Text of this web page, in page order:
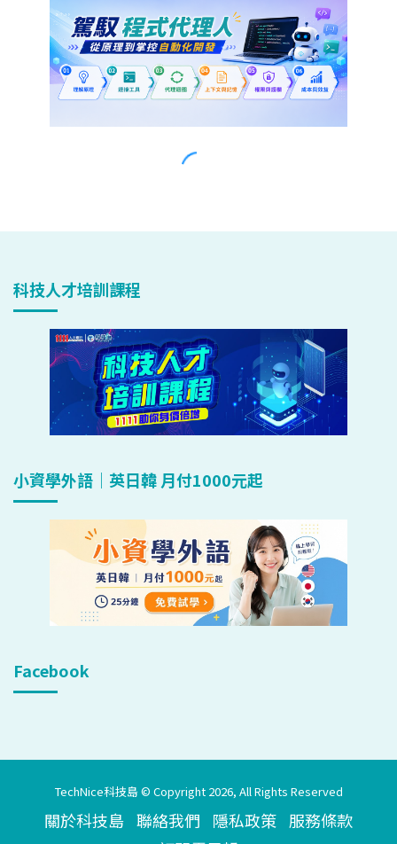
科技人才培訓課程
小資學外語｜英日韓 月付1000元起
Facebook
TechNice科技島 © Copyright 2026, All Rights Reserved
關於科技島 聯絡我們 隱私政策 服務條款